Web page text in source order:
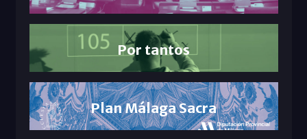
Por tantos
Plan Málaga Sacra